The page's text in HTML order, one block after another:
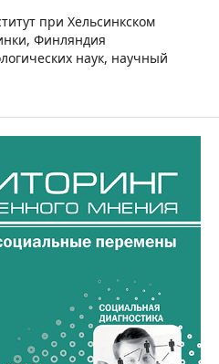
при Хельсинкском
Финляндия
наук, научный